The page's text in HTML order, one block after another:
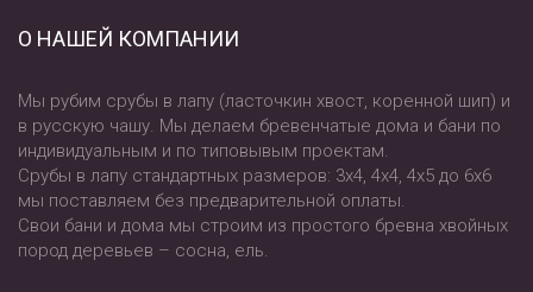
О НАШЕЙ КОМПАНИИ
Мы рубим срубы в лапу (ласточкин хвост, коренной шип) и
в русскую чашу. Мы делаем бревенчатые дома и бани по
индивидуальным и по типовывым проектам.
Срубы в лапу стандартных размеров: 3х4, 4х4, 4х5 до 6х6
мы поставляем без предварительной оплаты.
Свои бани и дома мы строим из простого бревна хвойных
пород деревьев – сосна, ель.